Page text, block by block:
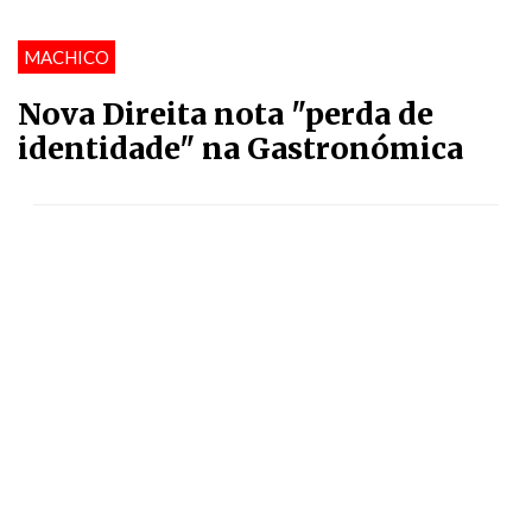
MACHICO
Nova Direita nota "perda de
identidade" na Gastronómica